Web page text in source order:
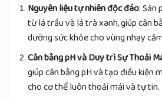
Nguyên liệu tự nhiên độc đáo: Sản
từ lá trầu và lá trà xanh, giúp cân
dưỡng sức khỏe cho vùng nhạy
Cân bằng pH và Duy trì Sự Thoải
giúp cân bằng pH và tạo điều kiện
cho cơ thể luôn thoải mái và tự tin.